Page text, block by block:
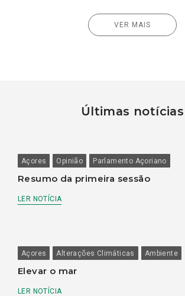
VER MAIS
Últimas notícias
Açores Opinião Parlamento Açoriano
Resumo da primeira sessão
LER NOTÍCIA
Açores Alterações Climáticas Ambiente
Elevar o mar
LER NOTÍCIA